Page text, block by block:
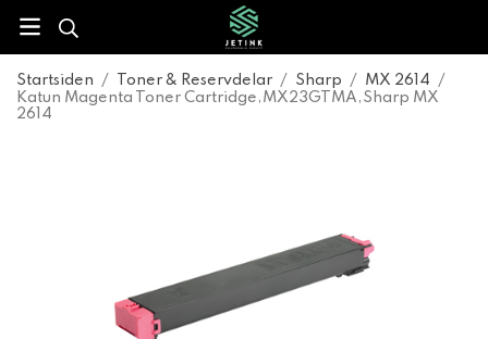
Startsiden / Toner & Reservdelar / Sharp / MX 2614
/
Katun Magenta Toner Cartridge,MX23GTMA,Sharp MX
2614